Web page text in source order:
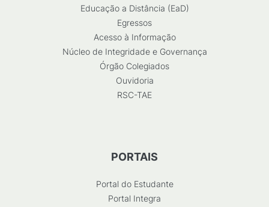
Educação a Distância (EaD)
Egressos
Acesso à Informação
Núcleo de Integridade e Governança
Órgão Colegiados
Ouvidoria
RSC-TAE
PORTAIS
Portal do Estudante
Portal Integra